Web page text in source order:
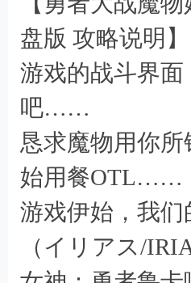
盘版 攻略说明】
游戏的战斗界面
吧……
恳求魔物用你
始用餐OTL……
游戏伊始，我
（イリアス/